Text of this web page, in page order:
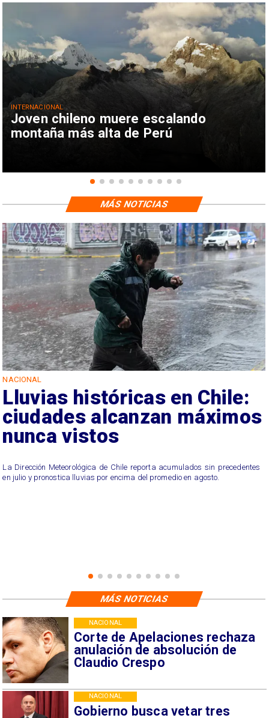
Joven chileno muere escalando
montaña más alta de Perú
INTERNACIONAL
NACIONAL
Lluvias históricas en Chile:
ciudades alcanzan máximos
nunca vistos
La Dirección Meteorológica de Chile reporta acumulados sin precedentes
en julio y pronostica lluvias por encima del promedio en agosto.
MÁS NOTICIAS
Corte de Apelaciones rechaza
anulación de absolución de
Claudio Crespo
NACIONAL
Gobierno busca vetar tres
NACIONAL
MÁS NOTICIAS